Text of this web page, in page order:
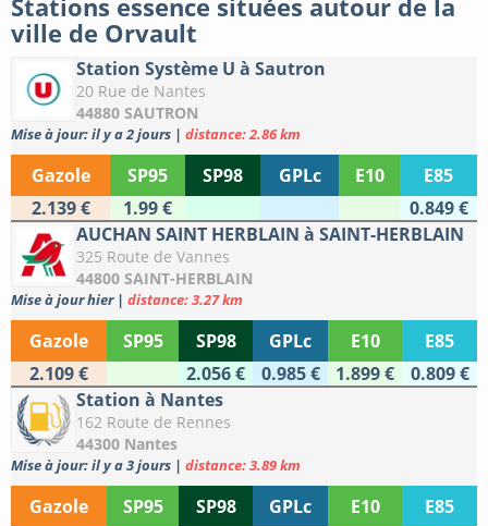
Stations essence situées autour de la
ville de Orvault
Station Système U à Sautron
20 Rue de Nantes
44880 SAUTRON
Mise à jour: il y a 2 jours | distance: 2.86 km
Gazole SP95 SP98 GPLc E10
E85
2.139 €
1.99 €
0.849 €
AUCHAN SAINT HERBLAIN à SAINT-HERBLAIN
325 Route de Vannes
44800 SAINT-HERBLAIN
Mise à jour hier | distance: 3.27 km
Gazole SP95 SP98 GPLc E10
E85
2.109 €
2.056 € 0.985 € 1.899 €
0.809 €
Station à Nantes
162 Route de Rennes
44300 Nantes
Mise à jour: il y a 3 jours | distance: 3.89 km
Gazole SP95 SP98 GPLc E10
E85